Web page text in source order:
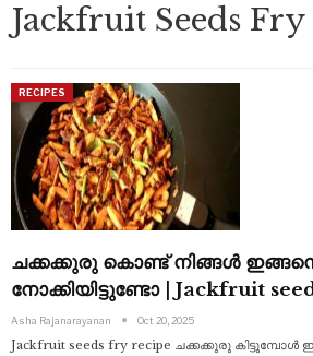
Jackfruit Seeds Fry
RECIPES
ചക്കക്കുരു കൊണ്ട് നിങ്ങൾ ഇങ്ങനെ
നോക്കിയിട്ടുണ്ടോ | Jackfruit
Asha Rajanarayanan Oct 20, 2025
Jackfruit seeds fry recipe ചക്കക്കുരു കിട്ടുമ്പോൾ